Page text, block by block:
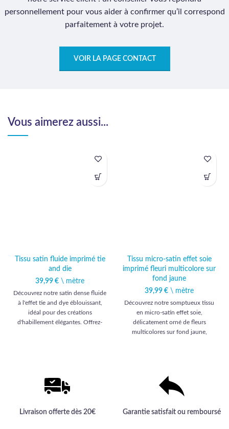
personnellement pour vous aider à confirmer qu’il correspond
parfaitement à votre projet.
VOIR LA PAGE CONTACT
Vous aimerez aussi...
Tissu satin fluide imprimé tie
and die
39,99 € \ mètre
Découvrez notre satin dense fluide
à l'effet tie and dye éblouissant,
idéal pour des créations
d'habillement élégantes. Offrez-
Tissu micro-satin effet soie
imprimé fleuri multicolore sur
fond jaune
39,99 € \ mètre
Découvrez notre somptueux tissu
en micro-satin effet soie,
délicatement orné de fleurs
multicolores sur fond jaune,
Livraison offerte dès 20€ Garantie satisfait ou remboursé